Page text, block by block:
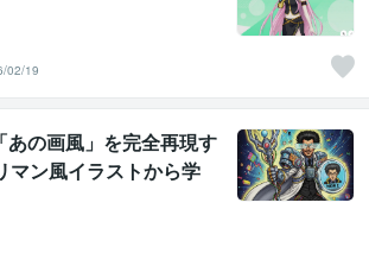
02/19
あの画風」を完全再現す
マン風イラストから学
極意